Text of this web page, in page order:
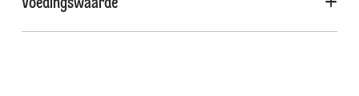
Voedingswaarde